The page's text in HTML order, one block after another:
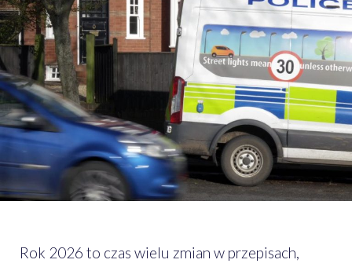
Rok 2026 to czas wielu zmian w przepisach,